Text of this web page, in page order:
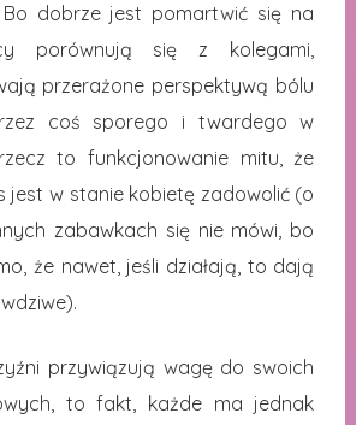
Bo dobrze jest pomartwić się na
porównują się z kolegami,
przerażone perspektywą bólu
coś sporego i twardego w
to funkcjonowanie mitu, że
jest w stanie kobietę zadowolić (o
zabawkach się nie mówi, bo
że nawet, jeśli działają, to dają
przywiązują wagę do swoich
to fakt, każde ma jednak